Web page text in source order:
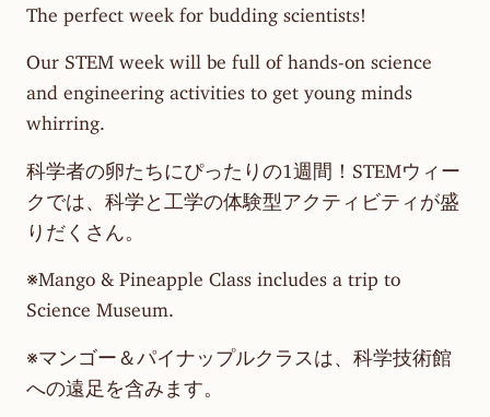
The perfect week for budding scientists!
Our STEM week will be full of hands-on science
and engineering activities to get young minds
whirring.
科学者の卵たちにぴったりの1週間！STEMウィー
クでは、科学と工学の体験型アクティビティが盛
りだくさん。
※Mango & Pineapple Class includes a trip to
Science Museum.
※マンゴー＆パイナップルクラスは、科学技術館
への遠足を含みます。